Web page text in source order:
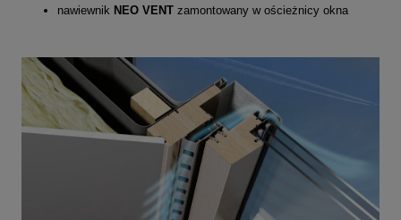
nawiewnik NEO VENT zamontowany w ościeżnicy okna